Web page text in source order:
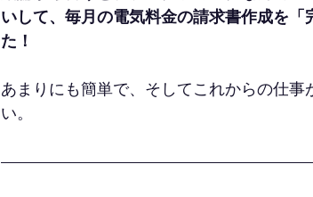
いして、毎月の電気料金の請求書作成を
た！
あまりにも簡単で、そしてこれからの仕
い。